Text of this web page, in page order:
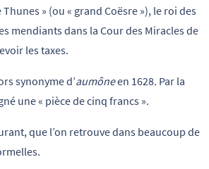
» (ou « grand Coësre »), le roi des
mendiants dans la Cour des Miracles de
les taxes.
synonyme d’aumôneen 1628. Par la
une « pièce de cinq francs ».
que l’on retrouve dans beaucoup de